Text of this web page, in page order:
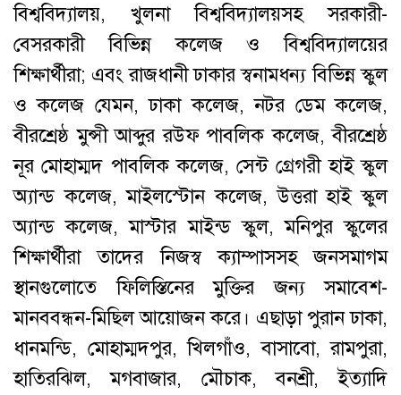
বিশ্ববিদ্যালয়, খুলনা বিশ্ববিদ্যালয়সহ সরকারী-
বেসরকারী বিভিন্ন কলেজ ও বিশ্ববিদ্যালয়ের
শিক্ষার্থীরা; এবং রাজধানী ঢাকার স্বনামধন্য বিভিন্ন স্কুল
ও কলেজ যেমন, ঢাকা কলেজ, নটর ডেম কলেজ,
বীরশ্রেষ্ঠ মুন্সী আব্দুর রউফ পাবলিক কলেজ, বীরশ্রেষ্ঠ
নূর মোহাম্মদ পাবলিক কলেজ, সেন্ট গ্রেগরী হাই স্কুল
অ্যান্ড কলেজ, মাইলস্টোন কলেজ, উত্তরা হাই স্কুল
অ্যান্ড কলেজ, মাস্টার মাইন্ড স্কুল, মনিপুর স্কুলের
শিক্ষার্থীরা তাদের নিজস্ব ক্যাম্পাসসহ জনসমাগম
স্থানগুলোতে ফিলিস্তিনের মুক্তির জন্য সমাবেশ-
মানববন্ধন-মিছিল আয়োজন করে। এছাড়া পুরান ঢাকা,
ধানমন্ডি, মোহাম্মদপুর, খিলগাঁও, বাসাবো, রামপুরা,
হাতিরঝিল, মগবাজার, মৌচাক, বনশ্রী, ইত্যাদি